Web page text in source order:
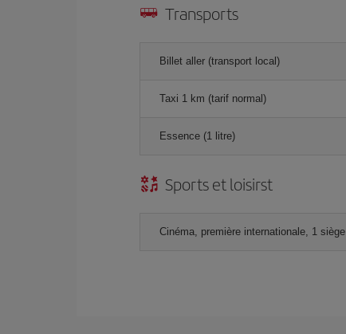
Transports
Billet aller (transport local)
Taxi 1 km (tarif normal)
Essence (1 litre)
Sports et loisirst
Cinéma, première internationale, 1 siège